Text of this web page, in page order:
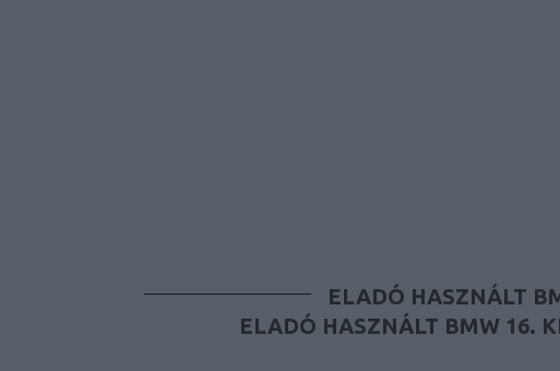
ELADÓ HASZNÁLT
ELADÓ HASZNÁLT BMW 16.